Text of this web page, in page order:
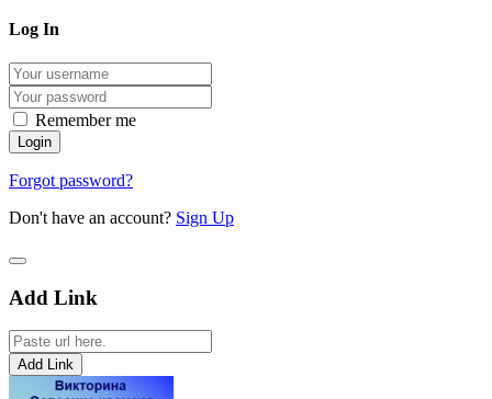
Log In
Remember me
Forgot password?
Don't have an account? Sign Up
Add Link
Add Link